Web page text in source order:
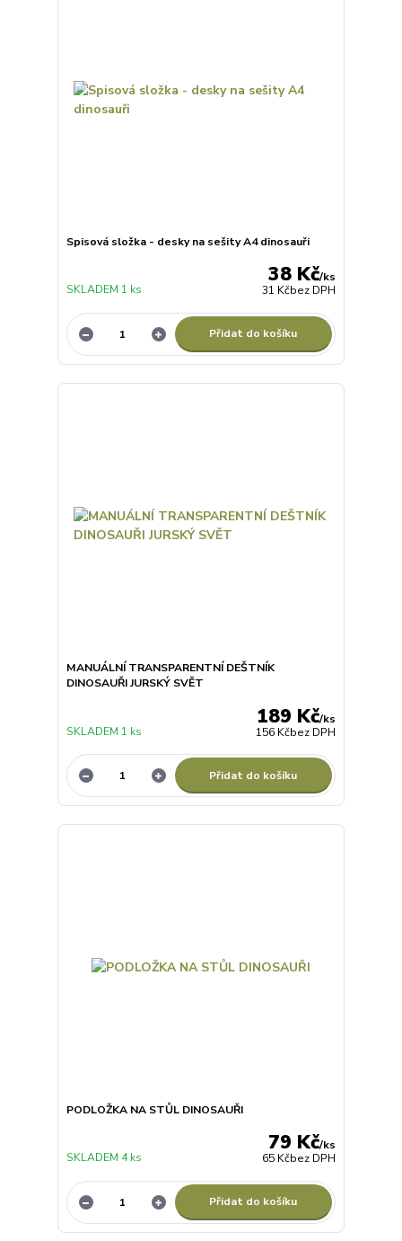
Spisová složka - desky na sešity A4 dinosauři
38 Kč/ks
31 Kčbez DPH
SKLADEM 1 ks
Přidat do košíku
MANUÁLNÍ TRANSPARENTNÍ DEŠTNÍK
DINOSAUŘI JURSKÝ SVĚT
189 Kč/ks
156 Kčbez DPH
SKLADEM 1 ks
Přidat do košíku
PODLOŽKA NA STŮL DINOSAUŘI
79 Kč/ks
65 Kčbez DPH
SKLADEM 4 ks
Přidat do košíku